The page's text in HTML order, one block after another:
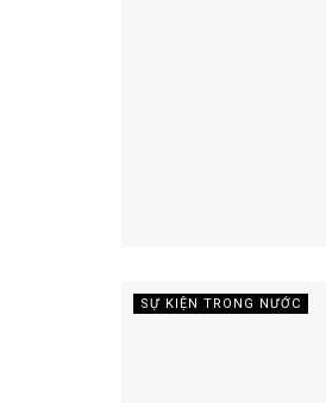
SỰ KIỆN TRONG NƯỚC